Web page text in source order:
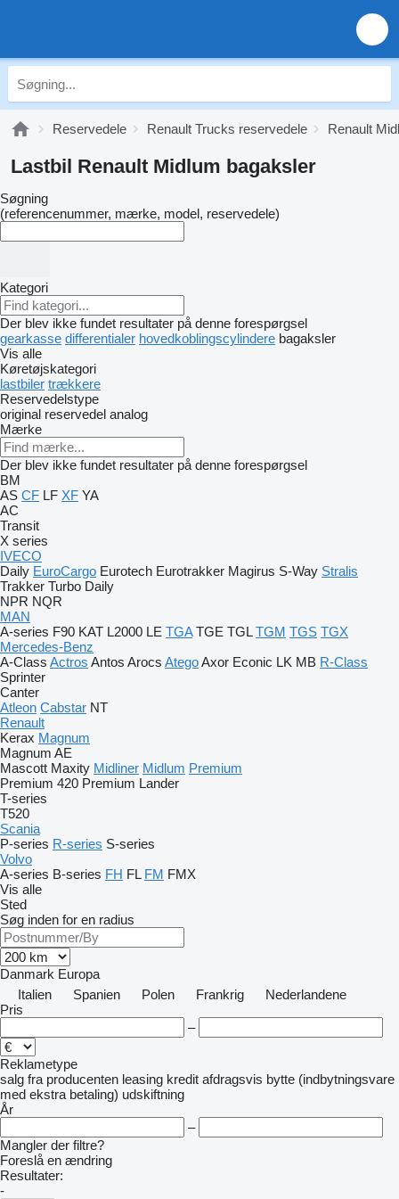
Reservedele Renault Trucks reservedele Renault
Lastbil Renault Midlum bagaksler
Søgning
(referencenummer, mærke, model, reservedele)
Kategori
Der blev ikke fundet resultater på denne forespørgsel
gearkasse differentialer hovedkoblingscylindere bagaksler
Vis alle
Køretøjskategori
lastbiler trækkere
Reservedelstype
original reservedel analog
Mærke
Der blev ikke fundet resultater på denne forespørgsel
BM
AS CF LF XF YA
AC
Transit
X series
IVECO
Daily EuroCargo Eurotech Eurotrakker Magirus S-Way Stralis
Trakker Turbo Daily
NPR NQR
MAN
A-series F90 KAT L2000 LE TGA TGE TGL TGM TGS TGX
Mercedes-Benz
A-Class Actros Antos Arocs AtegoAxor Econic LK MB R-Class
Sprinter
Canter
Atleon Cabstar NT
Renault
Kerax Magnum
Magnum AE
Mascott Maxity Midliner Midlum Premium
Premium 420 Premium Lander
T-series
T520
Scania
P-series R-series S-series
Volvo
A-series B-series FH FL FM FMX
Vis alle
Sted
Søg inden for en radius
Danmark Europa
Italien
Spanien Polen Frankrig
Nederlandene
Pris
–
Reklametype
salg fra producenten leasing kredit afdragsvis bytte (indbytningsvare
med ekstra betaling) udskiftning
År
–
Mangler der filtre?
Foreslå en ændring
Resultater:
-